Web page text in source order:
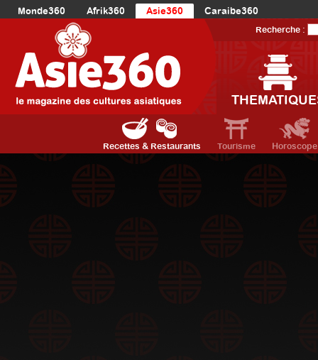
Monde360 Afrik360 Asie360
Caraibe360
Europe360
AmériqueDuNord360
Océanie360
Recherche :
Recettes & Restaurants Tourisme Horoscope